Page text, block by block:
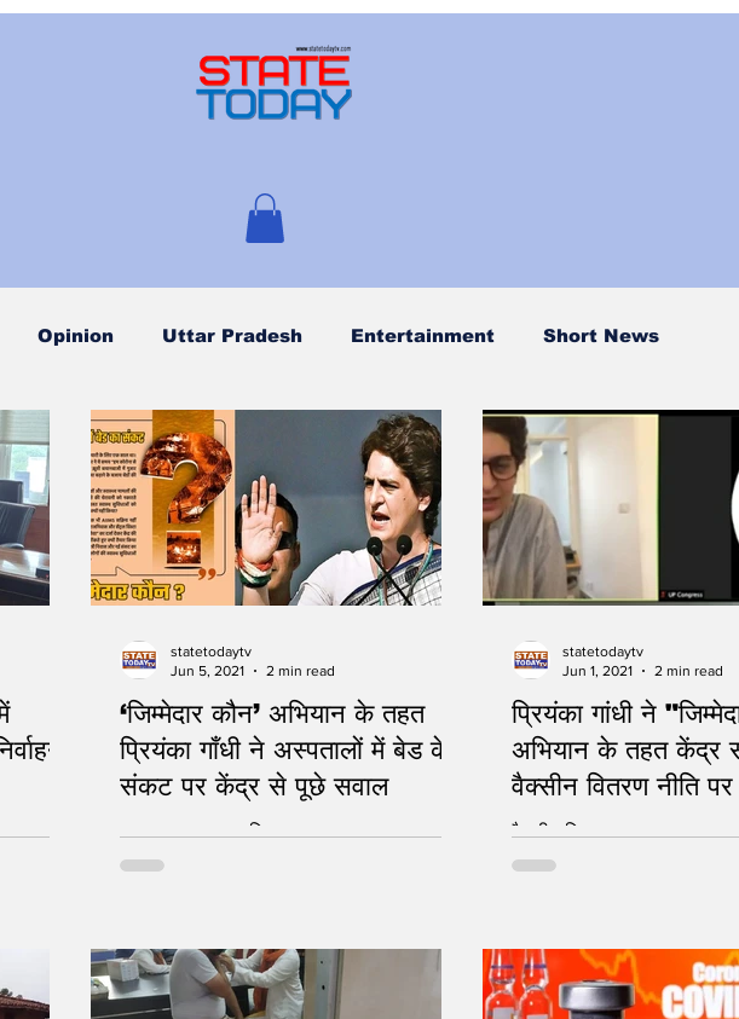
Opinion Uttar Pradesh Entertainment Short News
‘जिम्मेदार कौन’ अभियान के तहत
प्रियंका गाँधी ने अस्पतालों में बेड के
संकट पर केंद्र से पूछे सवाल
सवाल का जवाब चाहिए
statetodaytv
Jun 5, 2021
2 min read
प्रियंका गांधी ने
अभियान के तहत केंद्र
वैक्सीन वितरण नीति पर
वैक्सीन वितरण पर सवाल
statetodaytv
Jun 1, 2021
2 min read